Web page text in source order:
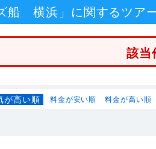
船 横浜」に関するツア
該当
が高い順 料金が安い順 料金が高い順